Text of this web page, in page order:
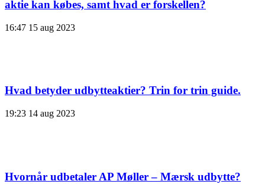
aktie kan købes, samt hvad er forskellen?
16:47 15 aug 2023
Hvad betyder udbytteaktier? Trin for trin guide.
19:23 14 aug 2023
Hvornår udbetaler AP Møller – Mærsk udbytte?